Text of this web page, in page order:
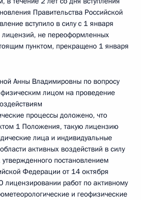
Правительства Российской
вступило в силу с 1 января
не переоформленных
пунктом, прекращено 1 января
Анны Владимировны по вопросу
лицом на проведение
процессы доложено, что
1 Положения, такую лицензию
лица и индивидуальные
активных воздействий в силу
постановлением
Федерации от 14 октября
работ по активному
и геофизические